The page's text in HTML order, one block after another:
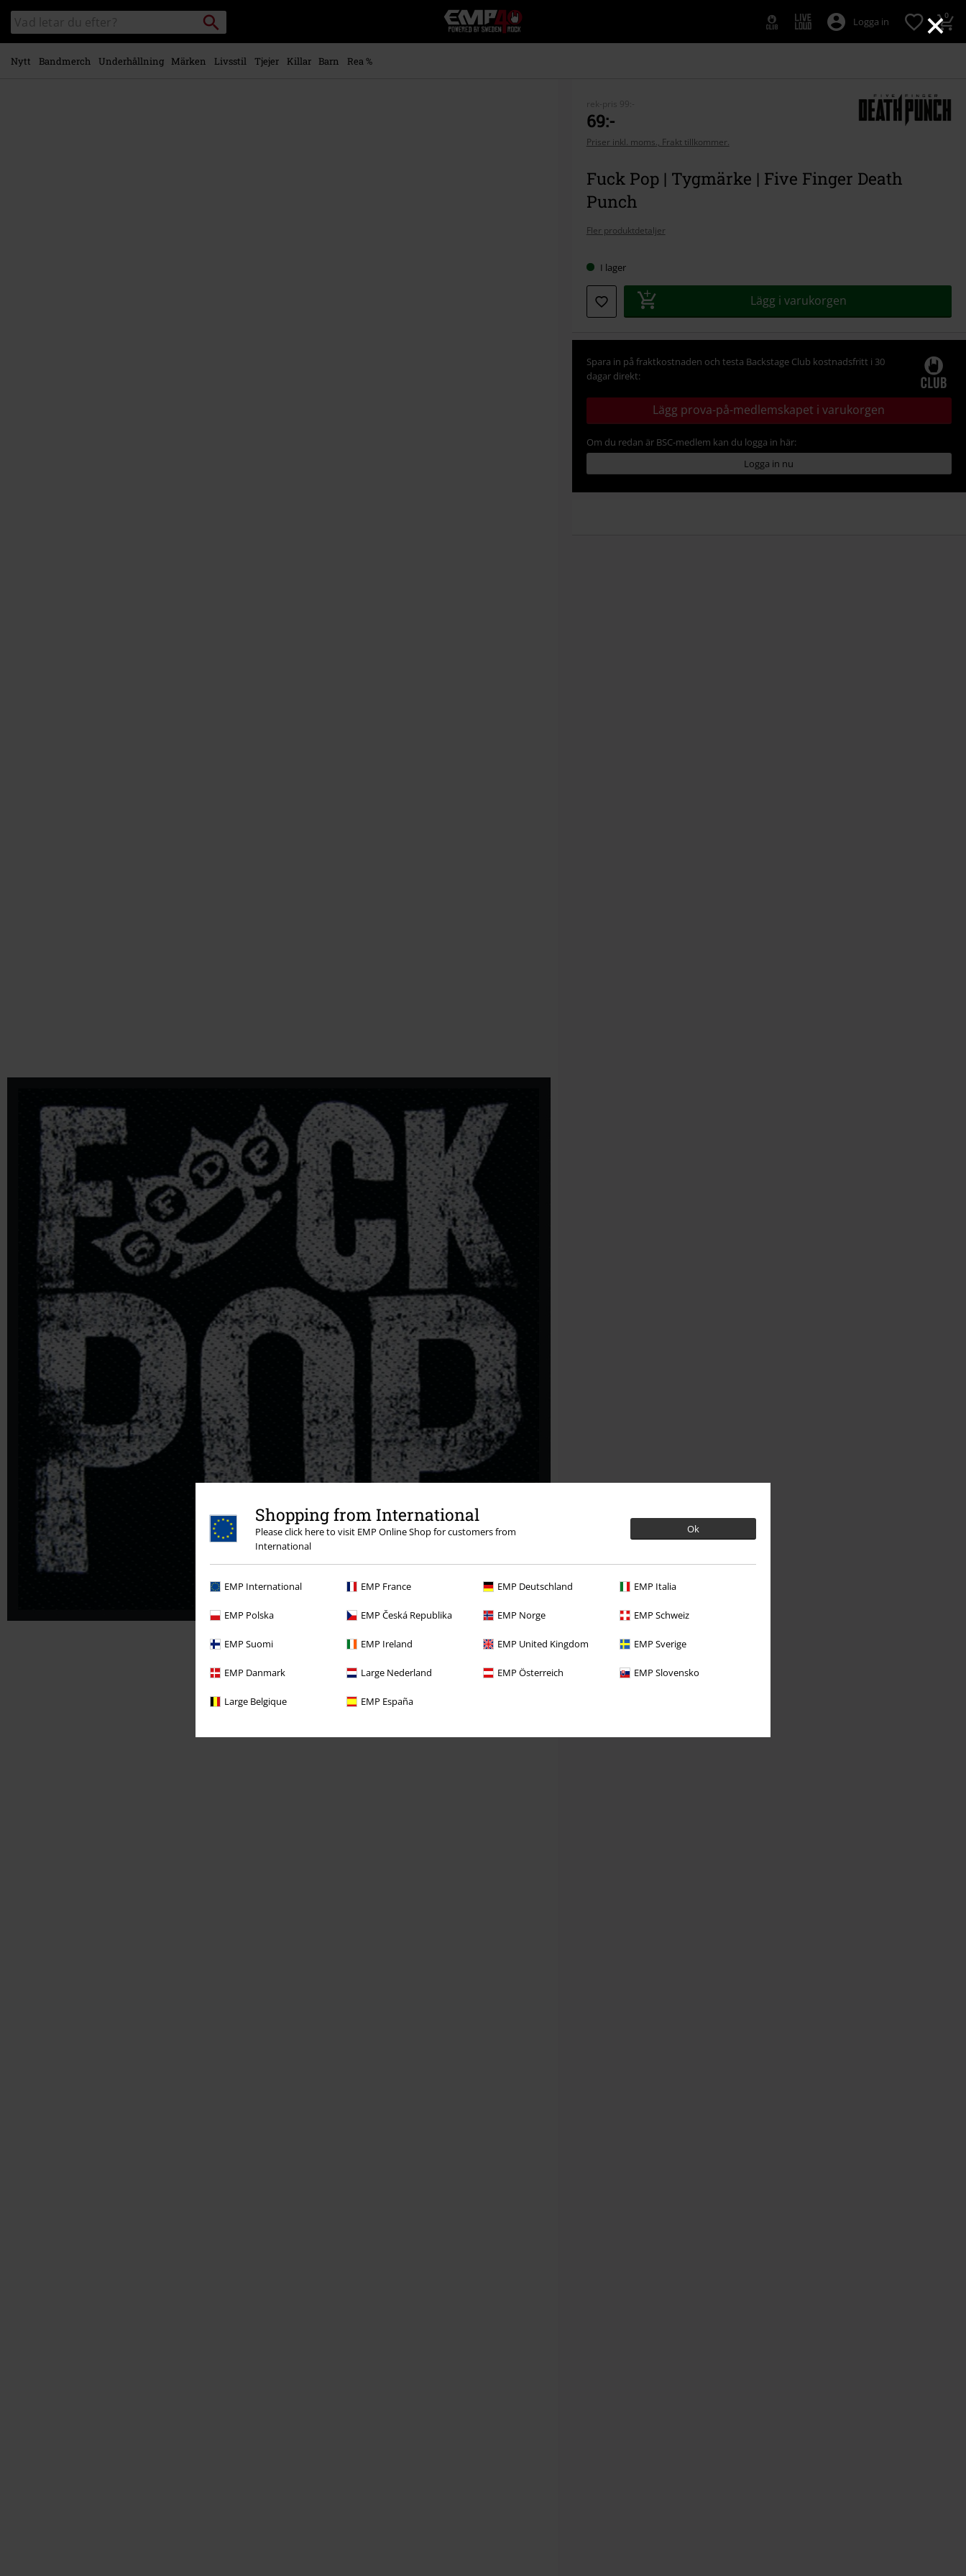
×
Shopping from International
Please click here to visit EMP Online Shop for customers from
International
Ok
EMP International EMP France EMP Deutschland EMP Italia
EMP Polska EMP Česká Republika EMP Norge EMP Schweiz
EMP Suomi EMP Ireland EMP United Kingdom EMP Sverige
EMP Danmark Large Nederland EMP Österreich EMP Slovensko
Large Belgique EMP España
Gå till
huvudinnehåll
Sök
i
katalogen
Sök
EMP
-
Musik,
Logga in 0
Nytt Bandmerch Underhållning Märken Livsstil Tjejer Killar Barn
Rea %
rek-pris 99:-
69:-
Priser inkl. moms., Frakt tillkommer.
Fuck Pop | Tygmärke | Five Finger Death
Punch
Fler produktdetaljer
I lager
Lägg i varukorgen
Spara in på fraktkostnaden och testa Backstage Club kostnadsfritt i 30
dagar direkt:
Lägg prova-på-medlemskapet i varukorgen
Om du redan är BSC-medlem kan du logga in här:
Logga in nu